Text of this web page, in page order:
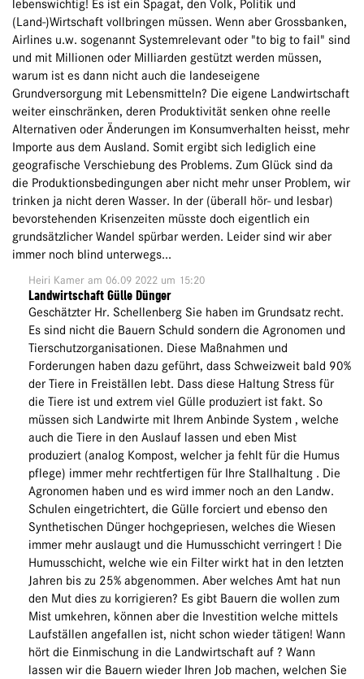
lebenswichtig! Es ist ein Spagat, den Volk, Politik und
(Land-)Wirtschaft vollbringen müssen. Wenn aber Grossbanken,
Airlines u.w. sogenannt Systemrelevant oder "to big to fail" sind
und mit Millionen oder Milliarden gestützt werden müssen,
warum ist es dann nicht auch die landeseigene
Grundversorgung mit Lebensmitteln? Die eigene Landwirtschaft
weiter einschränken, deren Produktivität senken ohne reelle
Alternativen oder Änderungen im Konsumverhalten heisst, mehr
Importe aus dem Ausland. Somit ergibt sich lediglich eine
geografische Verschiebung des Problems. Zum Glück sind da
die Produktionsbedingungen aber nicht mehr unser Problem, wir
trinken ja nicht deren Wasser. In der (überall hör- und lesbar)
bevorstehenden Krisenzeiten müsste doch eigentlich ein
grundsätzlicher Wandel spürbar werden. Leider sind wir aber
immer noch blind unterwegs...
Heiri Kamer am 06.09 2022 um 15:20
Landwirtschaft Gülle Dünger
Geschätzter Hr. Schellenberg Sie haben im Grundsatz recht.
Es sind nicht die Bauern Schuld sondern die Agronomen und
Tierschutzorganisationen. Diese Maßnahmen und
Forderungen haben dazu geführt, dass Schweizweit bald 90%
der Tiere in Freiställen lebt. Dass diese Haltung Stress für
die Tiere ist und extrem viel Gülle produziert ist fakt. So
müssen sich Landwirte mit Ihrem Anbinde System , welche
auch die Tiere in den Auslauf lassen und eben Mist
produziert (analog Kompost, welcher ja fehlt für die Humus
pflege) immer mehr rechtfertigen für Ihre Stallhaltung . Die
Agronomen haben und es wird immer noch an den Landw.
Schulen eingetrichtert, die Gülle forciert und ebenso den
Synthetischen Dünger hochgepriesen, welches die Wiesen
immer mehr auslaugt und die Humusschicht verringert ! Die
Humusschicht, welche wie ein Filter wirkt hat in den letzten
Jahren bis zu 25% abgenommen. Aber welches Amt hat nun
den Mut dies zu korrigieren? Es gibt Bauern die wollen zum
Mist umkehren, können aber die Investition welche mittels
Laufställen angefallen ist, nicht schon wieder tätigen! Wann
hört die Einmischung in die Landwirtschaft auf ? Wann
lassen wir die Bauern wieder Ihren Job machen, welchen Sie